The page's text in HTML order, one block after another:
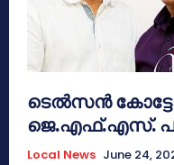
ടെൽസൻ
ജെ.എഫ്.എസ്.
Local News June 24,